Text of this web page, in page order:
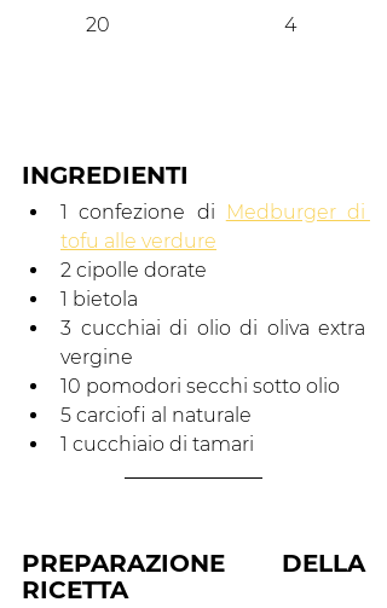
20 4
INGREDIENTI
1 confezione di
Medburger di
tofu alle verdure
2 cipolle dorate
1 bietola
3 cucchiai di olio di oliva extra
vergine
10 pomodori secchi sotto olio
5 carciofi al naturale
1 cucchiaio di tamari
PREPARAZIONE DELLA
RICETTA